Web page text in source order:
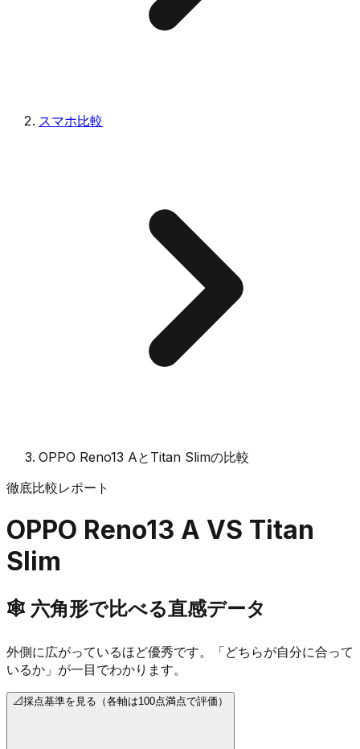
スマホ比較
OPPO Reno13 AとTitan Slimの比較
徹底比較レポート
OPPO Reno13 A VS Titan
Slim
🕸️ 六角形で比べる直感データ
外側に広がっているほど優秀です。「どちらが自分に合って
いるか」が一目でわかります。
📐採点基準を見る（各軸は100点満点で評価）